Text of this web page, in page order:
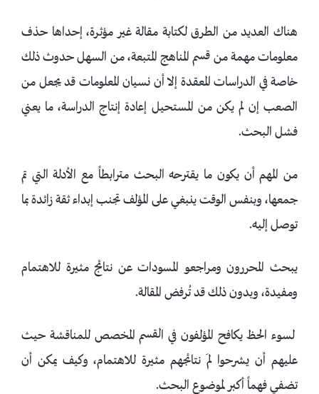
هناك العديد من الطرق لكتابة مقالة غير مؤثرة، إحداها حذف
معلومات مهمة من قسم المناهج المتبعة، من السهل حدوث ذلك
خاصة في الدراسات المعقدة إلا أن نسيان المعلومات قد يجعل من
الصعب إن لم يكن من المستحيل إعادة إنتاج الدراسة، ما يعني
فشل البحث.
من المهم أن يكون ما يقترحه البحث مترابطاً مع الأدلة التي تم
جمعها، وبنفس الوقت ينبغي على المؤلف تجنب إبداء ثقة زائدة بما
توصل إليه.
يبحث المحررون ومراجعو المسودات عن نتائج مثيرة للاهتمام
ومفيدة، وبدون ذلك قد تُرفض المقالة.
لسوء الحظ يكافح المؤلفون في القسم المخصص للمناقشة حيث
عليهم أن يشرحوا لمَ نتائجهم مثيرة للاهتمام، وكيف يمكن أن
تضفي فهماً أكبر لموضوع البحث.